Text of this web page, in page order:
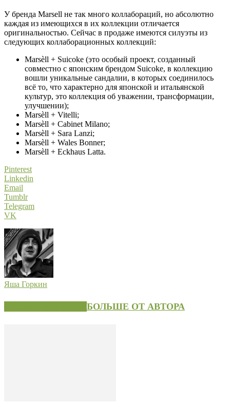
У бренда Marsell не так много коллабораций, но абсолютно
каждая из имеющихся в их коллекции отличается
оригинальностью. Сейчас в продаже имеются силуэты из
следующих коллаборационных коллекций:
Marsèll + Suicoke (это особый проект, созданный
совместно с японским брендом Suicoke, в коллекцию
вошли уникальные сандалии, в которых соединилось
всё то, что характерно для японской и итальянской
культур, это коллекция об уважении, трансформации,
улучшении);
Marsèll + Vitelli;
Marsèll + Cabinet Milano;
Marsèll + Sara Lanzi;
Marsèll + Wales Bonner;
Marsèll + Eckhaus Latta.
Pinterest
Linkedin
Email
Tumblr
Telegram
VK
Яша Горкин
БОЛЬШЕ ОТ АВТОРА